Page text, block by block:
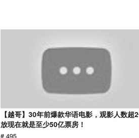
【越哥】30年前爆款华语电影，观影人数超2
放现在就是至少50亿票房！
# 495